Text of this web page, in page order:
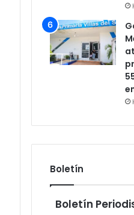
Boletín
Boletín